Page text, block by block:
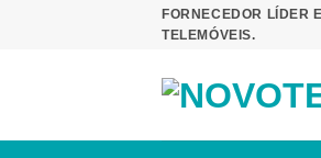
FORNECEDOR LÍDER
TELEMÓVEIS.